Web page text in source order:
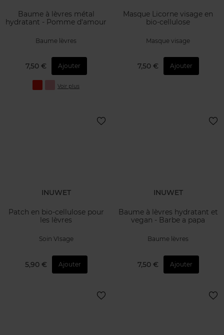
Baume à lèvres métal
hydratant - Pomme d'amour
Baume lèvres
7,50 € Ajouter
Voir plus
Masque Licorne visage en
bio-cellulose
Masque visage
7,50 € Ajouter
INUWET
Patch en bio-cellulose pour
les lèvres
Soin VIsage
5,90 € Ajouter
INUWET
Baume à lèvres hydratant et
vegan - Barbe a papa
Baume lèvres
7,50 € Ajouter